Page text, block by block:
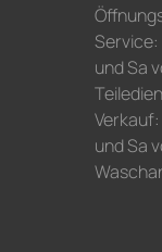
Service:
und Sa
und Sa